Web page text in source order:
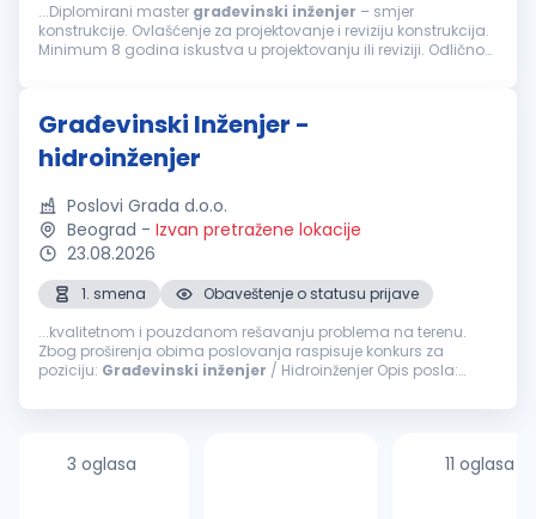
...Diplomirani master građevinski inženjer – smjer
konstrukcije. Ovlašćenje za projektovanje i reviziju konstrukcija.
Minimum 8 godina iskustva u projektovanju ili reviziji. Odlično
Građevinski Inženjer -
hidroinženjer
Poslovi Grada d.o.o.
Beograd - Izvan pretražene lokacije
23.08.2026
1. smena
Obaveštenje o statusu prijave
...kvalitetnom i pouzdanom rešavanju problema na terenu.
Zbog proširenja obima poslovanja raspisuje konkurs za
poziciju: Građevinski inženjer / Hidroinženjer Opis posla:
Koordinacija terenskih ekipa...
3 oglasa 11 oglasa